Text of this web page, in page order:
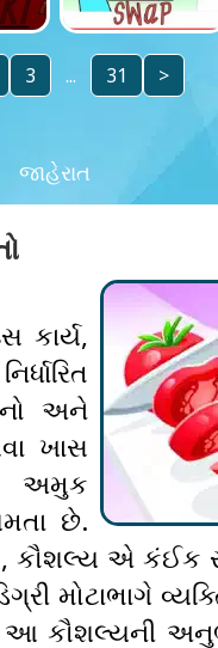
3 ... 31 >
જાહેરાત
કાર્ય,
અને
ખાસ
અમુક
છે.
કૌશલ્ય એ કંઈક
મોટાભાગે
આ કૌશલ્યની